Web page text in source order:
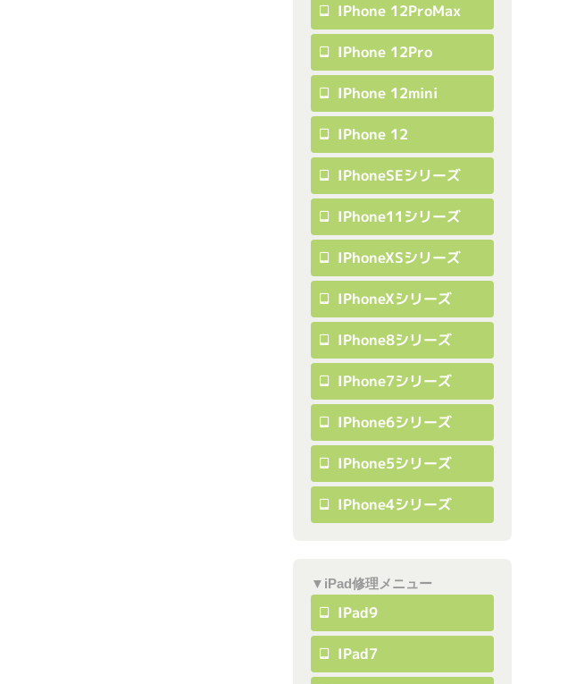
IPhone 12ProMax
IPhone 12Pro
IPhone 12mini
IPhone 12
IPhoneSEシリーズ
IPhone11シリーズ
IPhoneXSシリーズ
IPhoneXシリーズ
IPhone8シリーズ
IPhone7シリーズ
IPhone6シリーズ
IPhone5シリーズ
IPhone4シリーズ
▼iPad修理メニュー
IPad9
IPad7